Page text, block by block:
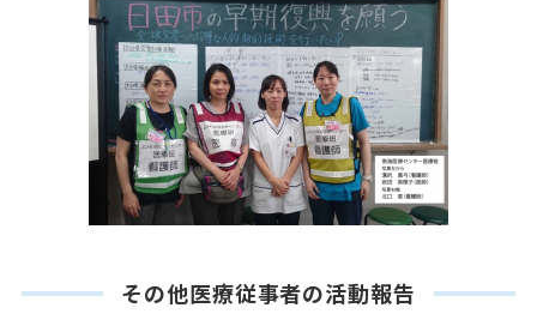
その他医療従事者の活動報告